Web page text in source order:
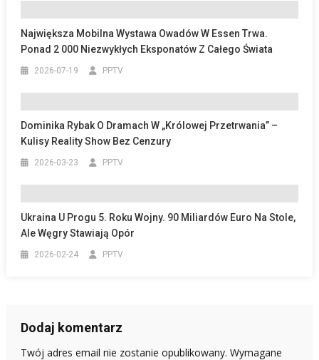
Największa Mobilna Wystawa Owadów W Essen Trwa.
Ponad 2 000 Niezwykłych Eksponatów Z Całego Świata
2026-07-19 PPTV
Dominika Rybak O Dramach W „Królowej Przetrwania” –
Kulisy Reality Show Bez Cenzury
2026-03-23 PPTV
Ukraina U Progu 5. Roku Wojny. 90 Miliardów Euro Na Stole,
Ale Węgry Stawiają Opór
2026-02-24 PPTV
Dodaj komentarz
Twój adres email nie zostanie opublikowany. Wymagane